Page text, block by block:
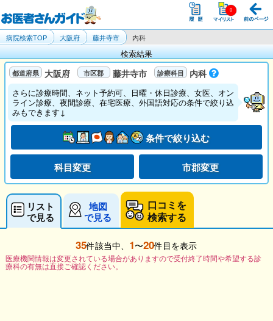
病院検索TOP 大阪府 藤井寺市 内科
検索結果
大阪府 藤井寺市 内科
さらに診療時間、ネット予約可、日曜・休日診療、女医、オン
ライン診療、夜間診療、在宅医療、外国語対応の条件で絞り込
みもできます↓
条件で絞り込む
科目変更 市郡変更
リスト
で見る
地図
で見る
口コミを
検索する
35件該当中、 1〜20件目を表示
医療機関情報は変更されている場合がありますので受付終了時間や希望する診
療科の有無は直接ご確認ください。